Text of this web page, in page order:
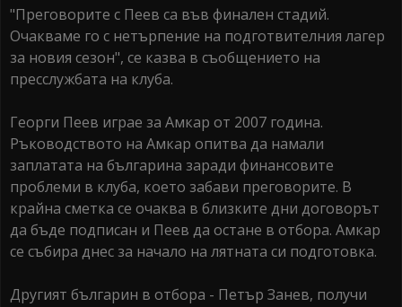
"Преговорите с Пеев са във финален стадий.
Очакваме го с нетърпение на подготвителния лагер
за новия сезон", се казва в съобщението на
пресслужбата на клуба.
Георги Пеев играе за Амкар от 2007 година.
Ръководството на Амкар опитва да намали
заплатата на българина заради финансовите
проблеми в клуба, което забави преговорите. В
крайна сметка се очаква в близките дни договорът
да бъде подписан и Пеев да остане в отбора. Амкар
се събира днес за начало на лятната си подготовка.
Другият българин в отбора - Петър Занев, получи